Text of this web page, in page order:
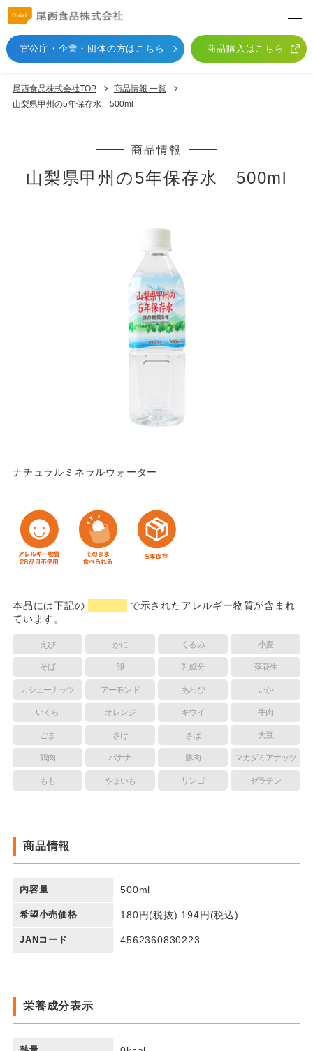
官公庁・企業・団体の方はこちら 商品購入はこちら
尾西食品株式会社TOP
商品情報 一覧
山梨県甲州の5年保存水 500ml
商品情報
山梨県甲州の5年保存水 500ml
ナチュラルミネラルウォーター
本品には下記の
で示されたアレルギー物質が含まれ
ています。
えび かに くるみ 小麦
そば 卵 乳成分 落花生
カシューナッツ アーモンド あわび いか
いくら オレンジ キウイ 牛肉
ごま さけ さば 大豆
鶏肉 バナナ 豚肉 マカダミアナッツ
もも やまいも リンゴ ゼラチン
商品情報
内容量 500ml
希望小売価格 180円(税抜) 194円(税込)
JANコード 4562360830223
栄養成分表示